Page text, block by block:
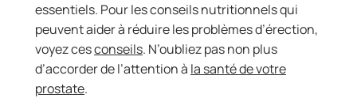
essentiels. Pour les conseils nutritionnels qui
peuvent aider à réduire les problèmes d’érection,
voyez cesconseils. N’oubliez pas non plus
d’accorder de l’attention à la santé de votre
prostate.